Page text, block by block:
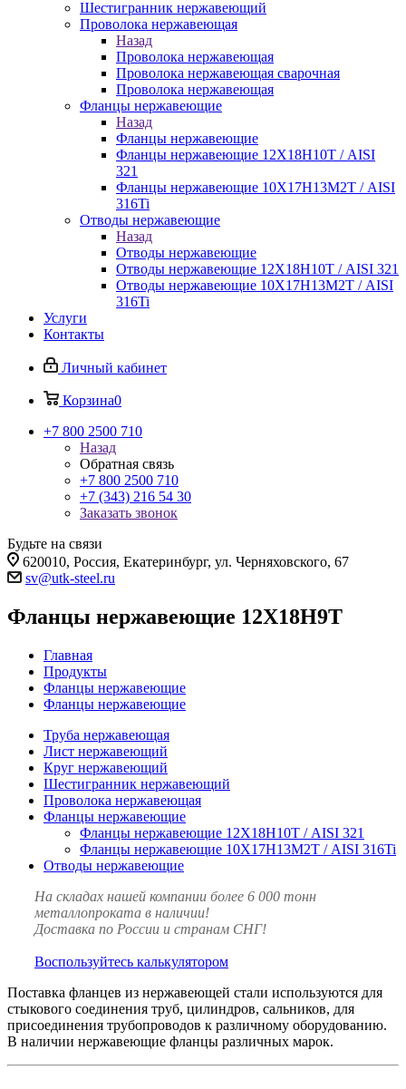
Шестигранник нержавеющий
Проволока нержавеющая
Назад
Проволока нержавеющая
Проволока нержавеющая сварочная
Проволока нержавеющая
Фланцы нержавеющие
Назад
Фланцы нержавеющие
Фланцы нержавеющие 12Х18Н10Т / AISI
321
Фланцы нержавеющие 10Х17Н13М2Т / AISI
316Ti
Отводы нержавеющие
Назад
Отводы нержавеющие
Отводы нержавеющие 12Х18Н10Т / AISI 321
Отводы нержавеющие 10Х17Н13М2Т / AISI
316Ti
Услуги
Контакты
Личный кабинет
Корзина0
+7 800 2500 710
Назад
Обратная связь
+7 800 2500 710
+7 (343) 216 54 30
Заказать звонок
Будьте на связи
620010, Россия, Екатеринбург, ул. Черняховского, 67
sv@utk-steel.ru
Фланцы нержавеющие 12Х18Н9Т
Главная
Продукты
Фланцы нержавеющие
Фланцы нержавеющие
Труба нержавеющая
Лист нержавеющий
Круг нержавеющий
Шестигранник нержавеющий
Проволока нержавеющая
Фланцы нержавеющие
Фланцы нержавеющие 12Х18Н10Т / AISI 321
Фланцы нержавеющие 10Х17Н13М2Т / AISI 316Ti
Отводы нержавеющие
На складах нашей компании более 6 000 тонн
металлопроката в наличии!
Доставка по России и странам СНГ!
Воспользуйтесь калькулятором
Поставка фланцев из нержавеющей стали используются для
стыкового соединения труб, цилиндров, сальников, для
присоединения трубопроводов к различному оборудованию.
В наличии нержавеющие фланцы различных марок.